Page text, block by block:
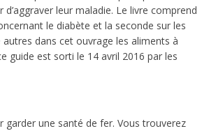
leur maladie. Le livre comprend
le diabète et la seconde sur les
dans cet ouvrage les aliments à
guide est sorti le 14 avril 2016 par les
garder une santé de fer. Vous trouverez